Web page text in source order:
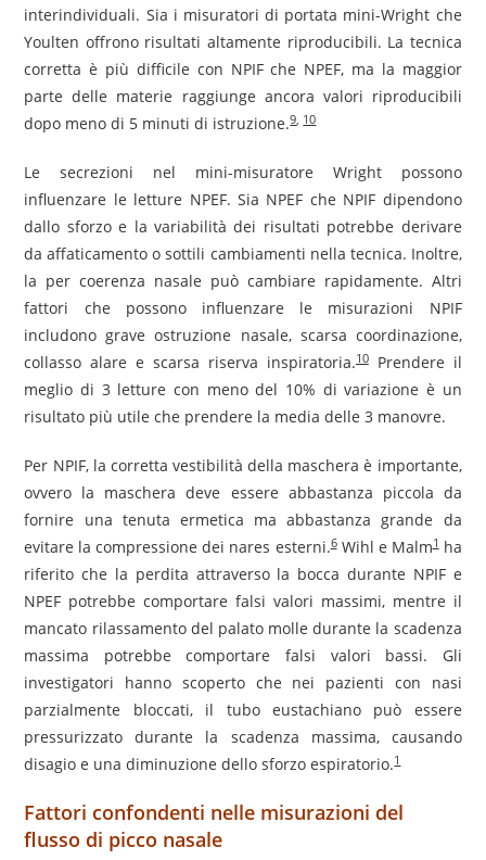
interindividuali. Sia i misuratori di portata mini-Wright che
Youlten offrono risultati altamente riproducibili. La tecnica
corretta è più difficile con NPIF che NPEF, ma la maggior
parte delle materie raggiunge ancora valori riproducibili
dopo meno di 5 minuti di istruzione.9, 10
Le secrezioni nel mini-misuratore Wright possono
influenzare le letture NPEF. Sia NPEF che NPIF dipendono
dallo sforzo e la variabilità dei risultati potrebbe derivare
da affaticamento o sottili cambiamenti nella tecnica. Inoltre,
la per coerenza nasale può cambiare rapidamente. Altri
fattori che possono influenzare le misurazioni NPIF
includono grave ostruzione nasale, scarsa coordinazione,
collasso alare e scarsa riserva inspiratoria.10Prendere il
meglio di 3 letture con meno del 10% di variazione è un
risultato più utile che prendere la media delle 3 manovre.
Per NPIF, la corretta vestibilità della maschera è importante,
ovvero la maschera deve essere abbastanza piccola da
fornire una tenuta ermetica ma abbastanza grande da
evitare la compressione dei nares esterni.6Wihl e Malm1ha
riferito che la perdita attraverso la bocca durante NPIF e
NPEF potrebbe comportare falsi valori massimi, mentre il
mancato rilassamento del palato molle durante la scadenza
massima potrebbe comportare falsi valori bassi. Gli
investigatori hanno scoperto che nei pazienti con nasi
parzialmente bloccati, il tubo eustachiano può essere
pressurizzato durante la scadenza massima, causando
disagio e una diminuzione dello sforzo espiratorio.1
Fattori confondenti nelle misurazioni del
flusso di picco nasale